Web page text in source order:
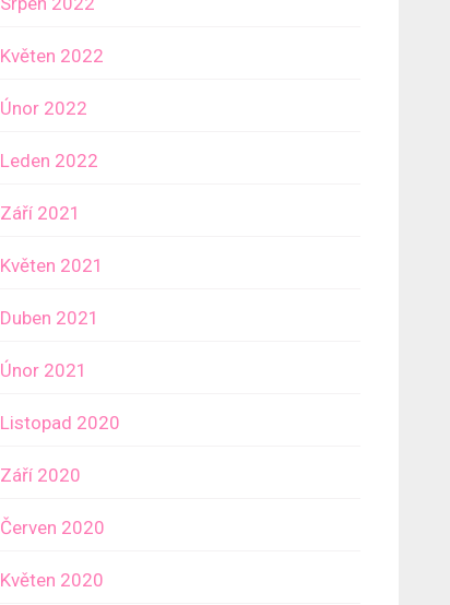
Květen 2022
Únor 2022
Leden 2022
Září 2021
Květen 2021
Duben 2021
Únor 2021
Listopad 2020
Září 2020
Červen 2020
Květen 2020